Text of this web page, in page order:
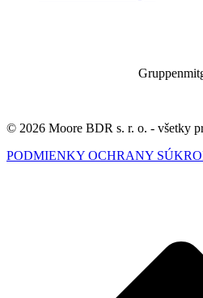
© 2026 Moore BDR s. r. o. - všetky
PODMIENKY OCHRANY